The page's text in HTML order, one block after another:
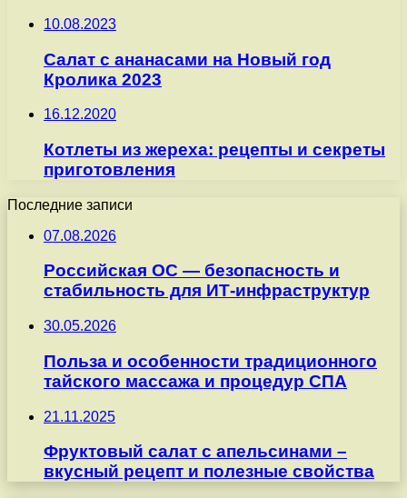
10.08.2023
Салат с ананасами на Новый год
Кролика 2023
16.12.2020
Котлеты из жереха: рецепты и секреты
приготовления
Последние записи
07.08.2026
Российская ОС — безопасность и
стабильность для ИТ-инфраструктур
30.05.2026
Польза и особенности традиционного
тайского массажа и процедур СПА
21.11.2025
Фруктовый салат с апельсинами –
вкусный рецепт и полезные свойства